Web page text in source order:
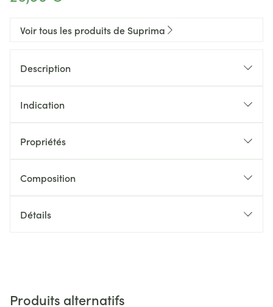
Voir tous les produits de Suprima
Description
Indication
Propriétés
Composition
Détails
Produits alternatifs